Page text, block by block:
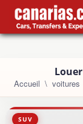
Accueil voitures
SUV